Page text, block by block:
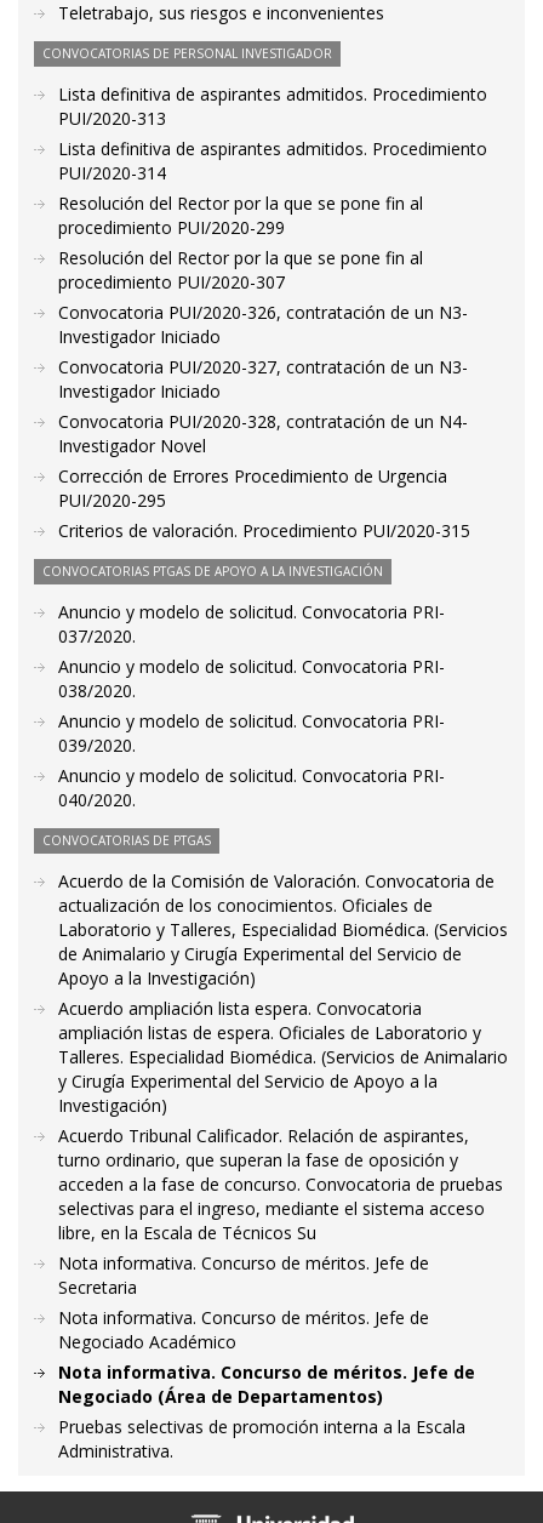
Teletrabajo, sus riesgos e inconvenientes
CONVOCATORIAS DE PERSONAL INVESTIGADOR
Lista definitiva de aspirantes admitidos. Procedimiento
PUI/2020-313
Lista definitiva de aspirantes admitidos. Procedimiento
PUI/2020-314
Resolución del Rector por la que se pone fin al
procedimiento PUI/2020-299
Resolución del Rector por la que se pone fin al
procedimiento PUI/2020-307
Convocatoria PUI/2020-326, contratación de un N3-
Investigador Iniciado
Convocatoria PUI/2020-327, contratación de un N3-
Investigador Iniciado
Convocatoria PUI/2020-328, contratación de un N4-
Investigador Novel
Corrección de Errores Procedimiento de Urgencia
PUI/2020-295
Criterios de valoración. Procedimiento PUI/2020-315
CONVOCATORIAS PTGAS DE APOYO A LA INVESTIGACIÓN
Anuncio y modelo de solicitud. Convocatoria PRI-
037/2020.
Anuncio y modelo de solicitud. Convocatoria PRI-
038/2020.
Anuncio y modelo de solicitud. Convocatoria PRI-
039/2020.
Anuncio y modelo de solicitud. Convocatoria PRI-
040/2020.
CONVOCATORIAS DE PTGAS
Acuerdo de la Comisión de Valoración. Convocatoria de
actualización de los conocimientos. Oficiales de
Laboratorio y Talleres, Especialidad Biomédica. (Servicios
de Animalario y Cirugía Experimental del Servicio de
Apoyo a la Investigación)
Acuerdo ampliación lista espera. Convocatoria
ampliación listas de espera. Oficiales de Laboratorio y
Talleres. Especialidad Biomédica. (Servicios de Animalario
y Cirugía Experimental del Servicio de Apoyo a la
Investigación)
Acuerdo Tribunal Calificador. Relación de aspirantes,
turno ordinario, que superan la fase de oposición y
acceden a la fase de concurso. Convocatoria de pruebas
selectivas para el ingreso, mediante el sistema acceso
libre, en la Escala de Técnicos Su
Nota informativa. Concurso de méritos. Jefe de
Secretaria
Nota informativa. Concurso de méritos. Jefe de
Negociado Académico
Nota informativa. Concurso de méritos. Jefe de
Negociado (Área de Departamentos)
Pruebas selectivas de promoción interna a la Escala
Administrativa.